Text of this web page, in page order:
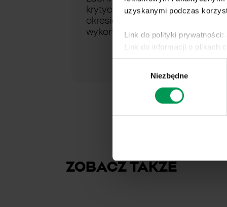
uzyskanymi podczas
Link do polityki prywatności:
Link do informacji o plikach
Niezbędne
krytycznym dla kukurydzy
okresie, przez 6-8 tygodni po
wykonaniu zabiegu.
ZOBACZ TAKŻE